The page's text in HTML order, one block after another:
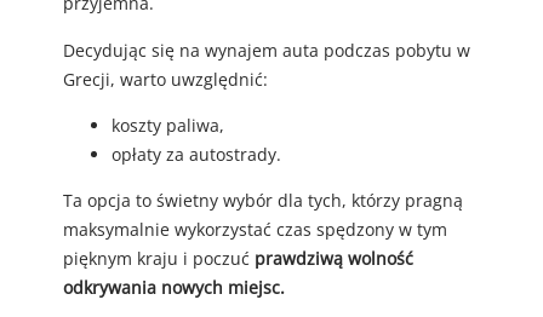
Decydując się na wynajem auta podczas pobytu w
Grecji, warto uwzględnić:
koszty paliwa,
opłaty za autostrady.
Ta opcja to świetny wybór dla tych, którzy pragną
maksymalnie wykorzystać czas spędzony w tym
pięknym kraju i poczuć prawdziwą wolność
odkrywania nowych miejsc.